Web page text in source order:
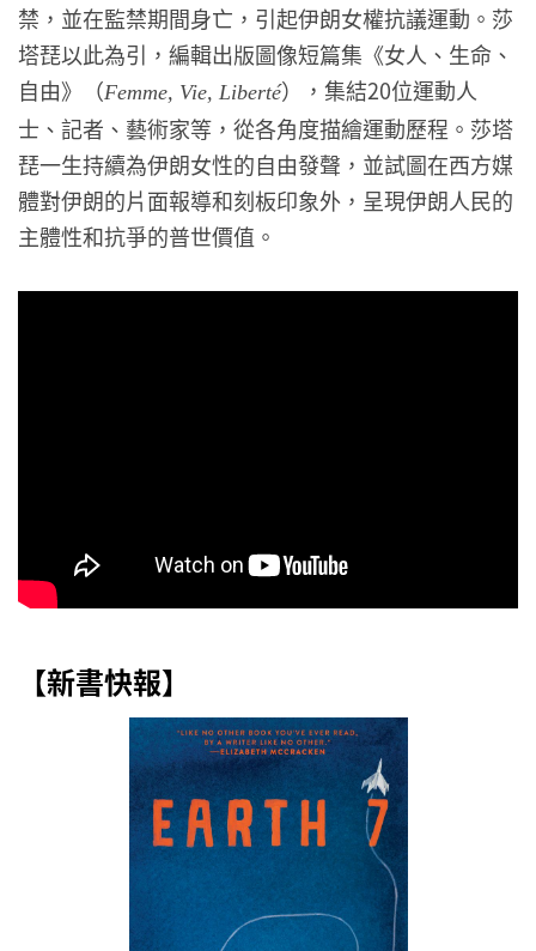
禁，並在監禁期間身亡，引起伊朗女權抗議運動。莎
塔琵以此為引，編輯出版圖像短篇集《女人、生命、
自由》（Femme, Vie, Liberté），集結20位運動人
士、記者、藝術家等，從各角度描繪運動歷程。莎塔
琵一生持續為伊朗女性的自由發聲，並試圖在西方媒
體對伊朗的片面報導和刻板印象外，呈現伊朗人民的
主體性和抗爭的普世價值。
【新書快報】